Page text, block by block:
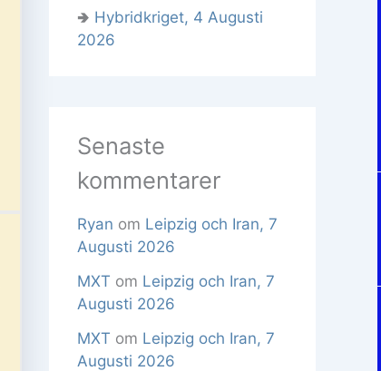
🢂 Hybridkriget, 4 Augusti
2026
Senaste
kommentarer
Ryan om Leipzig och Iran, 7
Augusti 2026
MXT om Leipzig och Iran, 7
Augusti 2026
MXT om Leipzig och Iran, 7
Augusti 2026